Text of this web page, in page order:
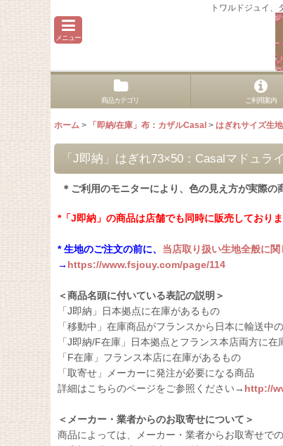
トワルドジュイ
メニュー
商品カテゴリ ご利用案内
ホーム > 「即納/在庫」布：カザルCasal > はぎれサイズ生地
「J即納」はぎれ73×50：Casalマドュラ
＊ご利用のモニターにより、色の見え方が実際の
*「J即納」の商品は店舗でも同時に販売しており
* 生地のご注文の前に、 当店取り扱い生地全般に
→ https://www.fsjouy.com/page/114
＜商品名頭に付いている表記の説明＞
「J即納」日本拠点に在庫があるもの
「移動中」在庫商品がフランスから日本に輸送中
「J即納/F在庫」日本拠点とフランス本店両方に在
「F在庫」フランス本店に在庫があるもの
「取寄せ」メーカーに発注が必要になる商品
詳細はこちらのページをご参照ください→ http://
＜メーカー・業者からのお取寄せについて＞
商品によっては、メーカー・業者からお取寄せで